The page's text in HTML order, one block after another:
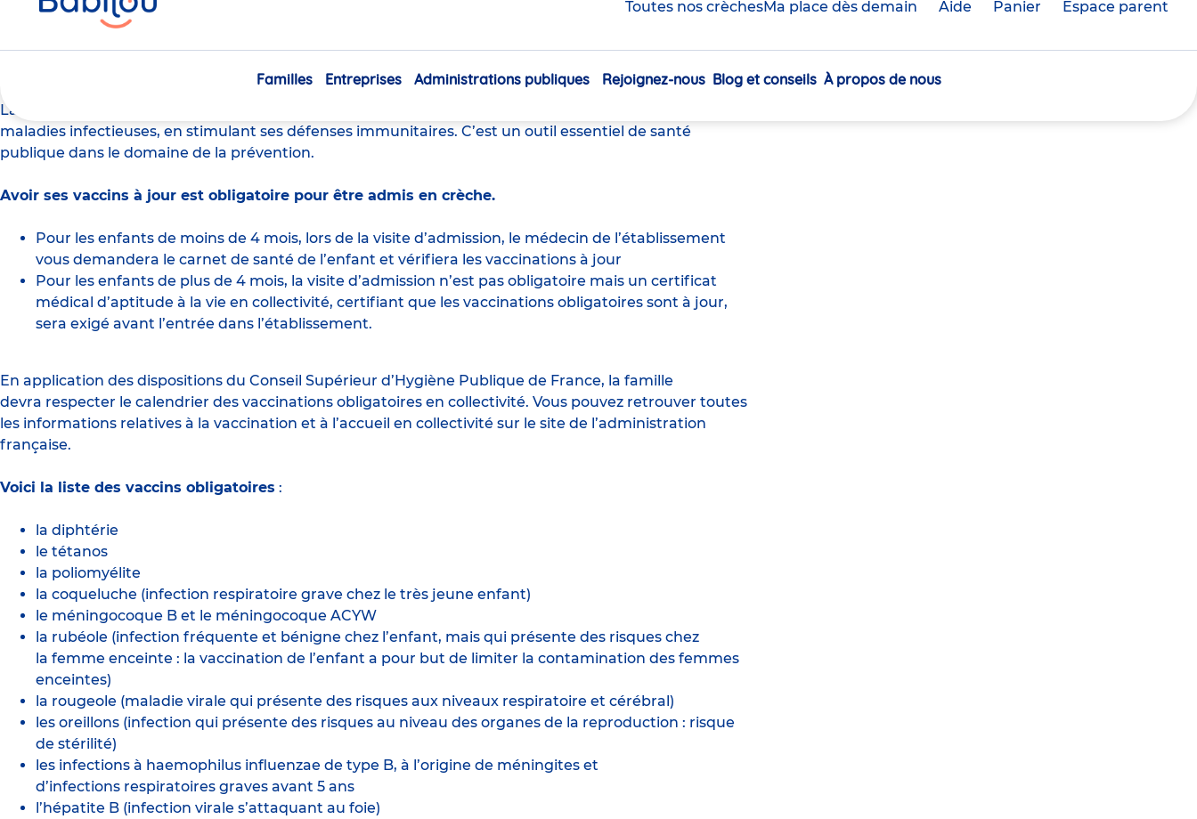
Toutes nos crèchesMa place dès demain Aide Panier crèche(s)
Espace parent
Navigation
Familles Entreprises Administrations publiques Rejoignez-nous Blog et conseils À propos de nous
Quels sont les vaccins obligatoires en crèche ?
La
maladies infectieuses, en stimulant ses défenses immunitaires. C’est un outil essentiel de santé
publique dans le domaine de la prévention.
Avoir ses vaccins à jour est obligatoire pour être admis en crèche.
Pour les enfants de moins de 4 mois, lors de la visite d’admission, le médecin de l’établissement
vous demandera le carnet de santé de l’enfant et vérifiera les vaccinations à jour
Pour les enfants de plus de 4 mois, la visite d’admission n’est pas obligatoire mais un certificat
médical d’aptitude à la vie en collectivité, certifiant que les vaccinations obligatoires sont à jour,
sera exigé avant l’entrée dans l’établissement.
En application des dispositions du Conseil Supérieur d’Hygiène Publique de France, la famille
devra respecter le calendrier des vaccinations obligatoires en collectivité. Vous pouvez retrouver toutes
les informations relatives à la vaccination et à l’accueil en collectivité sur le site de l’administration
française.
Voici la liste des vaccins obligatoires :
la diphtérie
le tétanos
la poliomyélite
la coqueluche (infection respiratoire grave chez le très jeune enfant)
le méningocoque B et le méningocoque ACYW
la rubéole (infection fréquente et bénigne chez l’enfant, mais qui présente des risques chez
la femme enceinte : la vaccination de l’enfant a pour but de limiter la contamination des femmes
enceintes)
la rougeole (maladie virale qui présente des risques aux niveaux respiratoire et cérébral)
les oreillons (infection qui présente des risques au niveau des organes de la reproduction : risque
de stérilité)
les infections à haemophilus influenzae de type B, à l’origine de méningites et
d’infections respiratoires graves avant 5 ans
l’hépatite B (infection virale s’attaquant au foie)